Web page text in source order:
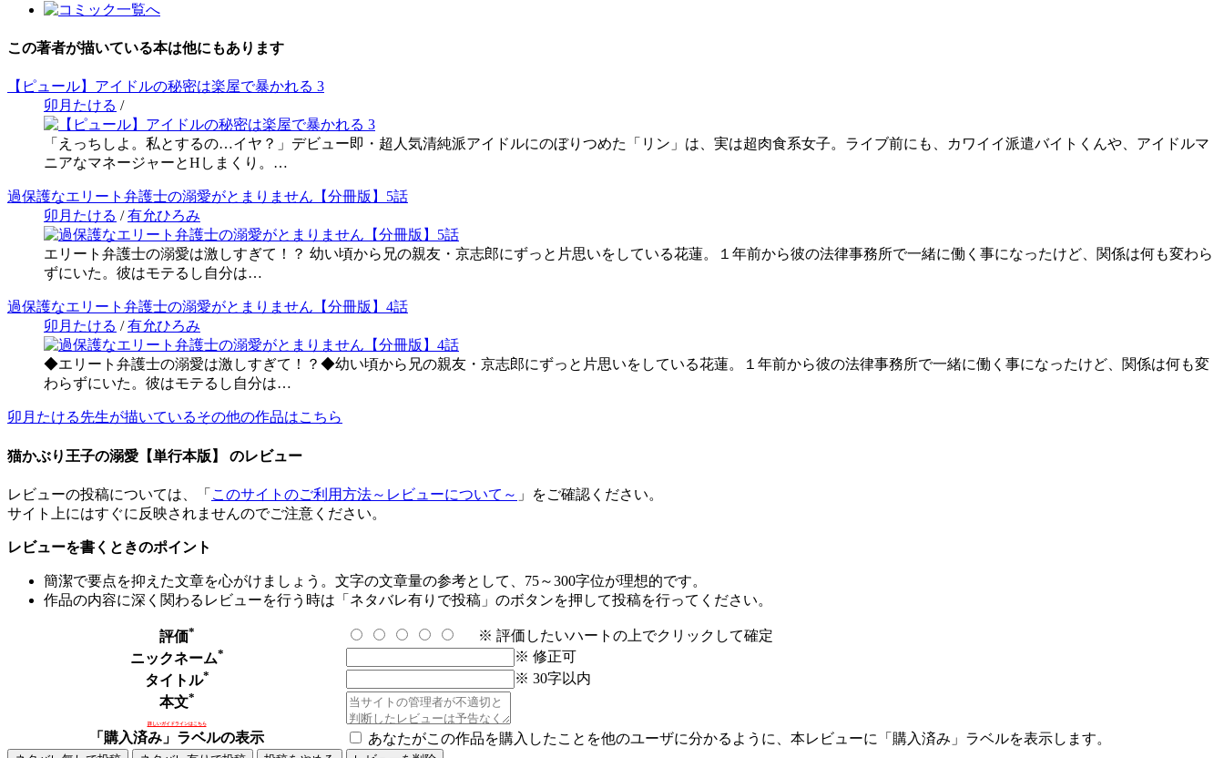
この著者が描いている本は他にもあります
【ピュール】アイドルの秘密は楽屋で暴かれる 3
卯月たける /
「えっちしよ。私とするの…イヤ？」デビュー即・超人気清純派アイドルにのぼりつめた「リン」は、実は超肉食系女子。ライブ前にも、カワイイ派遣バイトくんや、アイドルマ
ニアなマネージャーとHしまくり。…
過保護なエリート弁護士の溺愛がとまりません【分冊版】5話
卯月たける /有允ひろみ
エリート弁護士の溺愛は激しすぎて！？ 幼い頃から兄の親友・京志郎にずっと片思いをしている花蓮。１年前から彼の法律事務所で一緒に働く事になったけど、関係は何も変わら
ずにいた。彼はモテるし自分は…
過保護なエリート弁護士の溺愛がとまりません【分冊版】4話
卯月たける /有允ひろみ
◆エリート弁護士の溺愛は激しすぎて！？◆幼い頃から兄の親友・京志郎にずっと片思いをしている花蓮。１年前から彼の法律事務所で一緒に働く事になったけど、関係は何も変
わらずにいた。彼はモテるし自分は…
卯月たける先生が描いているその他の作品はこちら
猫かぶり王子の溺愛【単行本版】 のレビュー
レビューの投稿については、「 このサイトのご利用方法～レビューについて～ 」をご確認ください。
サイト上にはすぐに反映されませんのでご注意ください。
レビューを書くときのポイント
簡潔で要点を抑えた文章を心がけましょう。文字の文章量の参考として、75～300字位が理想的です。
作品の内容に深く関わるレビューを行う時は「ネタバレ有りで投稿」のボタンを押して投稿を行ってください。
評価*
※ 評価したいハートの上でクリックして確定
ニックネーム*
※ 修正可
タイトル*
※ 30字以内
本文*
詳しいガイドラインはこちら
「購入済み」ラベルの表示 あなたがこの作品を購入したことを他のユーザに分かるように、本レビューに「購入済み」ラベルを表示します。